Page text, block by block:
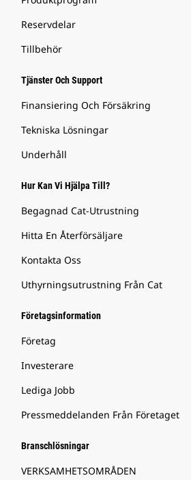
Reservdelar
Tillbehör
Tjänster Och Support
Finansiering Och Försäkring
Tekniska Lösningar
Underhåll
Hur Kan Vi Hjälpa Till?
Begagnad Cat-Utrustning
Hitta En Återförsäljare
Kontakta Oss
Uthyrningsutrustning Från Cat
Företagsinformation
Företag
Investerare
Lediga Jobb
Pressmeddelanden Från Företaget
Branschlösningar
VERKSAMHETSOMRÅDEN